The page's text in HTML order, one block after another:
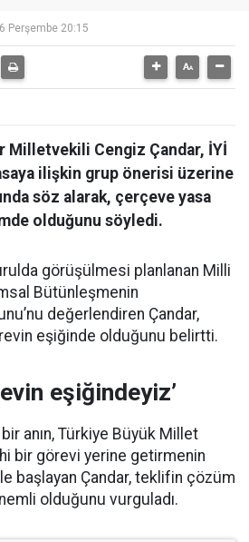
Perşembe 20:15
Milletvekili Cengiz Çandar, İYİ
ilişkin grup önerisi üzerine
söz alarak, çerçeve yasa
olduğunu söyledi.
görüşülmesi planlanan Milli
Bütünleşmenin
değerlendiren Çandar,
eşiğinde olduğunu belirtti.
eşiğindeyiz’
anın, Türkiye Büyük Millet
bir görevi yerine getirmenin
başlayan Çandar, teklifin çözüm
olduğunu vurguladı.